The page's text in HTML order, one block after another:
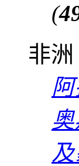
(
非洲